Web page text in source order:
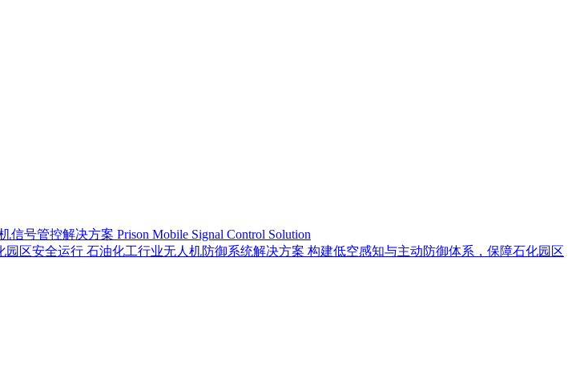
信号管控解决方案 Prison Mobile Signal Control Solution
石油化工行业无人机防御系统解决方案 构建低空感知与主动防御体系，保障石化园区